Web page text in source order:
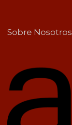
Sobre Nosotros